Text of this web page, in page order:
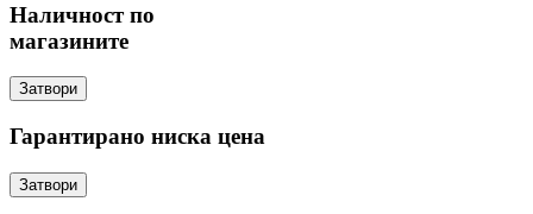
Наличност по
магазините
Затвори
Гарантирано ниска цена
Затвори